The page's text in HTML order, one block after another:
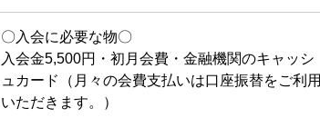
〇入会に必要な物〇
入会金5,500円・初月会費・金融機関のキャッシ
ュカード（月々の会費支払いは口座振替をご利用
いただきます。）